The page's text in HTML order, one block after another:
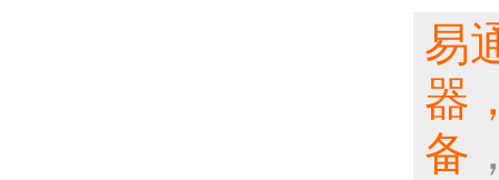
易
器
备